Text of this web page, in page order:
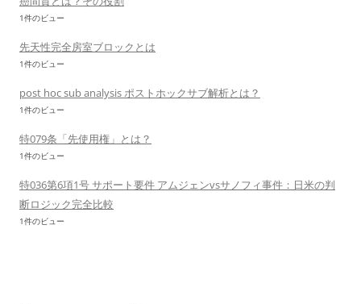
1件のビュー
先天性完全房室ブロックとは
1件のビュー
post hoc sub analysis ポストホックサブ解析とは？
1件のビュー
特079条「先使用権」とは？
1件のビュー
特036第6項1号 サポート要件 アムジェンvsサノフィ事件：日米の判
断ロジック完全比較
1件のビュー